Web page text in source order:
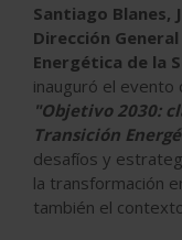
Santiago Blanes,
Dirección
Energética de la
inauguró el evento
"Objetivo 2030:
Transición
desafíos y
la transformación
también el